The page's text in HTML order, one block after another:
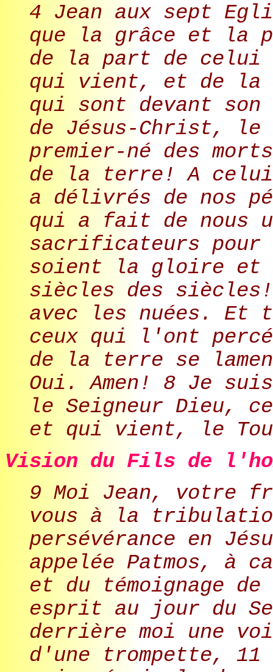
4 Jean aux sept
que la grâce et la
de la part de
qui vient, et de la
qui sont devant
de Jésus-Christ,
premier-né des
de la terre! A celui
a délivrés de nos
qui a fait de nous
sacrificateurs pour
soient la gloire et
siècles des
avec les nuées. Et
ceux qui l'ont
de la terre se
Oui. Amen! 8 Je
le Seigneur Dieu,
et qui vient, le
Vision du Fils de
9 Moi Jean, votre
vous à la
persévérance en
appelée Patmos, à
et du témoignage
esprit au jour du
derrière moi une
d'une trompette,